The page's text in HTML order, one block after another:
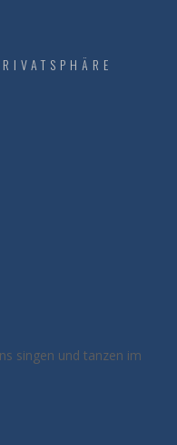
singen und tanzen im